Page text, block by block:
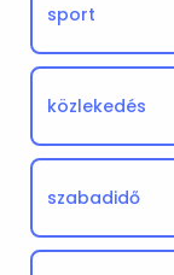
sport
közlekedés
szabadidő